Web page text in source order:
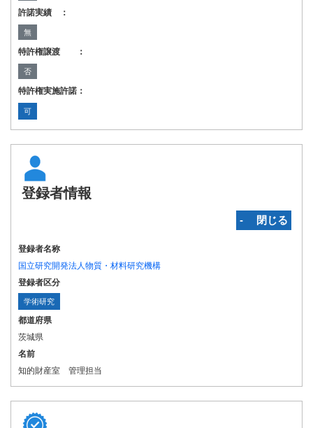
許諾実績 ：
無
特許権譲渡 ：
否
特許権実施許諾：
可
登録者情報
‐ 閉じる
登録者名称
国立研究開発法人物質・材料研究機構
登録者区分
学術研究
都道府県
茨城県
名前
知的財産室 管理担当